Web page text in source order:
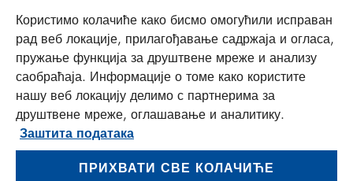
MANN+HUMMEL FT Poland
Sp. z o. o. Sp. k.
ul. Wrocławska 145, 63-800 GOSTYŃ, POLAND
Privacy Statement
Imprint
Користимо колачиће како бисмо омогућили исправан
рад веб локације, прилагођавање садржаја и огласа,
пружање функција за друштвене мреже и анализу
саобраћаја. Информације о томе како користите
нашу веб локацију делимо с партнерима за
друштвене мреже, оглашавање и аналитику.
Заштита података
ПРИХВАТИ СВЕ КОЛАЧИЋЕ